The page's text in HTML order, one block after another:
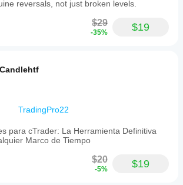
reversals, not just broken levels.
$29
-35% $19
Candlehtf
TradingPro22
para cTrader: La Herramienta Definitiva
Marco de Tiempo
$20
-5% $19